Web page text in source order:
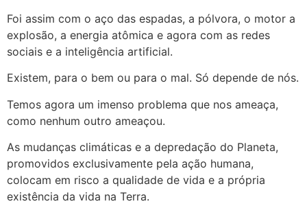
Foi assim com o aço das espadas, a pólvora, o motor a
explosão, a energia atômica e agora com as redes
sociais e a inteligência artificial.
Existem, para o bem ou para o mal. Só depende de nós.
Temos agora um imenso problema que nos ameaça,
como nenhum outro ameaçou.
As mudanças climáticas e a depredação do Planeta,
promovidos exclusivamente pela ação humana,
colocam em risco a qualidade de vida e a própria
existência da vida na Terra.